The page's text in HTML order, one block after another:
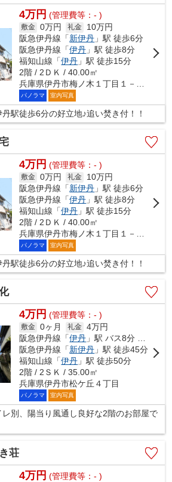
4万円 (管理費等：- )
敷金 0万円 礼金
10万円
阪急伊丹線「新伊丹 」駅 徒歩6分
阪急伊丹線「伊丹 」駅 徒歩8分
福知山線「伊丹 」駅 徒歩15分
2階 / 2ＤＫ / 40.00㎡
兵庫県伊丹市梅ノ木１丁目１－１４
パノラマ 室内写真
駅徒歩6分の好立地♪追い焚き付！！
4万円 (管理費等：- )
敷金 0万円 礼金
10万円
阪急伊丹線「新伊丹 」駅 徒歩6分
阪急伊丹線「伊丹 」駅 徒歩8分
福知山線「伊丹 」駅 徒歩15分
2階 / 2ＤＫ / 40.00㎡
兵庫県伊丹市梅ノ木１丁目１－１４
パノラマ 室内写真
駅徒歩6分の好立地♪追い焚き付！！
4万円 (管理費等：- )
敷金 0ヶ月 礼金 4万円
阪急伊丹線「伊丹 」駅 バス8分 「松ヶ丘」 停歩7分
阪急伊丹線「新伊丹 」駅 徒歩45分
福知山線「伊丹 」駅 徒歩50分
2階 / 2ＳＫ / 35.00㎡
兵庫県伊丹市松ケ丘４丁目
パノラマ 室内写真
別、陽当り風通し良好な2階のお部屋で
荘
4万円 (管理費等：- )